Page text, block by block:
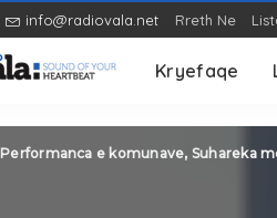
info@radiovala.net Rreth Ne
Kryefaqe
Rozë
Rozë
Performanca e komunave, Suhareka